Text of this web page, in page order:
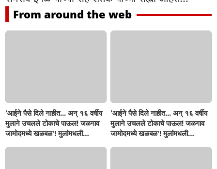
From around the web
'आईने पैसे दिले नाहीत... अन् १६ वर्षीय
मुलाने उचलले टोकाचे पाऊल! जळगाव
जामोदमध्ये खळबळ'! मुलांमधली
'आईने पैसे दिले नाहीत... अन् १६ वर्षीय
मुलाने उचलले टोकाचे पाऊल! जळगाव
जामोदमध्ये खळबळ'! मुलांमधली